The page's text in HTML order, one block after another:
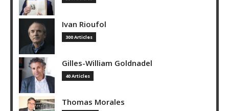
Ivan Rioufol
300 Articles
Gilles-William Goldnadel
40 Articles
Thomas Morales